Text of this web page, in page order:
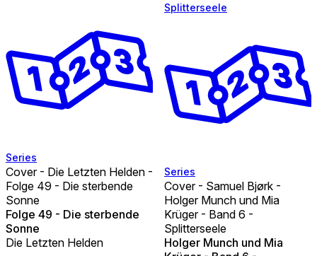
Series
Cover - Die Letzten Helden -
Folge 49 - Die sterbende
Sonne
Folge 49 - Die sterbende
Sonne
Die Letzten Helden
Splitterseele
Series
Cover - Samuel Bjørk -
Holger Munch und Mia
Krüger - Band 6 -
Splitterseele
Holger Munch und Mia